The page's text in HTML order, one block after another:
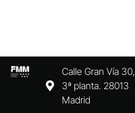
Calle Gran Vía 30,
3ª planta. 28013
Madrid